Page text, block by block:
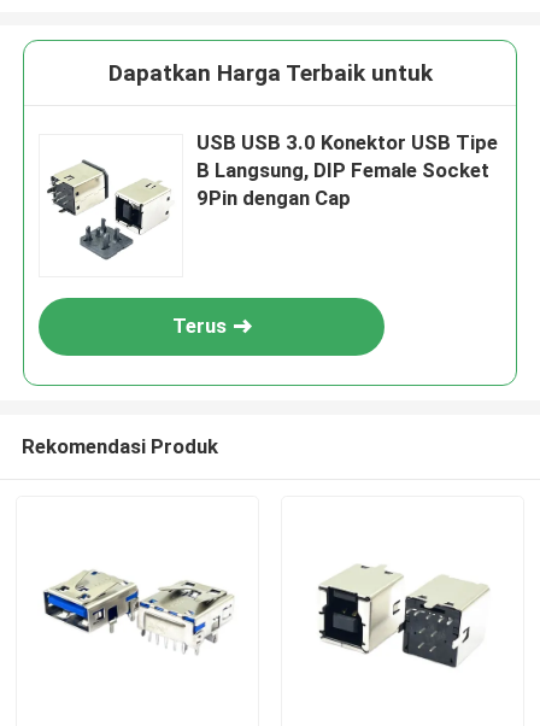
Dapatkan Harga Terbaik untuk
USB USB 3.0 Konektor USB Tipe
B Langsung, DIP Female Socket
9Pin dengan Cap
Terus
Rekomendasi Produk